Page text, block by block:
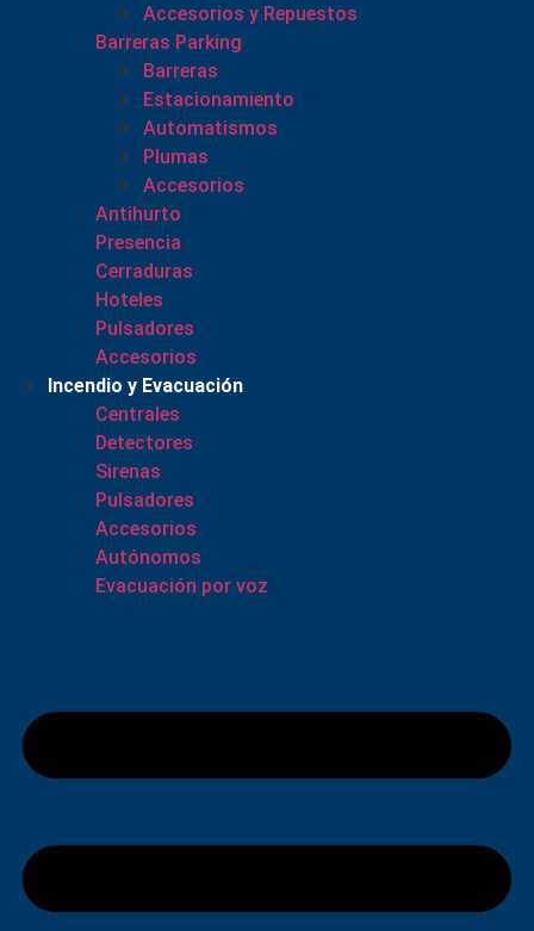
Accesorios y Repuestos
Barreras Parking
Barreras
Estacionamiento
Automatismos
Plumas
Accesorios
Antihurto
Presencia
Cerraduras
Hoteles
Pulsadores
Accesorios
Incendio y Evacuación
Centrales
Detectores
Sirenas
Pulsadores
Accesorios
Autónomos
Evacuación por voz